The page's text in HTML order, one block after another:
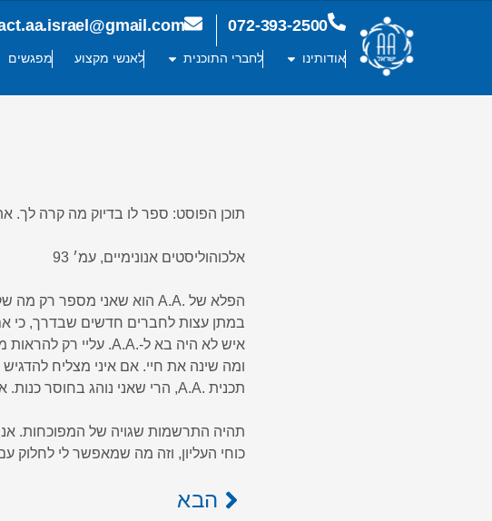
072-393-2500
אודותינו
לחברי התוכנית לאנשי מקצוע מפגשים
תוכן הפוסט: ספר לו בדיוק מה קרה לך.
אלכוהוליסטים אנונימיים, עמ׳ 93
הפלא של .A.A הוא שאני מספר רק מה שקרה לי. איני מבזבז זמן
במתן עצות לחברים חדשים שבדרך, כי
איש לא היה בא ל-.A.A. עליי רק להראות מה הביא לי מפוכחות
ומה שינה את חיי. אם איני מצליח
תכנית .A.A, הרי שאני נוהג בחוסר כנות. אסור שלחבר החדש
תהיה התרשמות שגויה של המפוכחות.
כוחי העליון, וזה מה שמאפשר לי לחלוק
הבא